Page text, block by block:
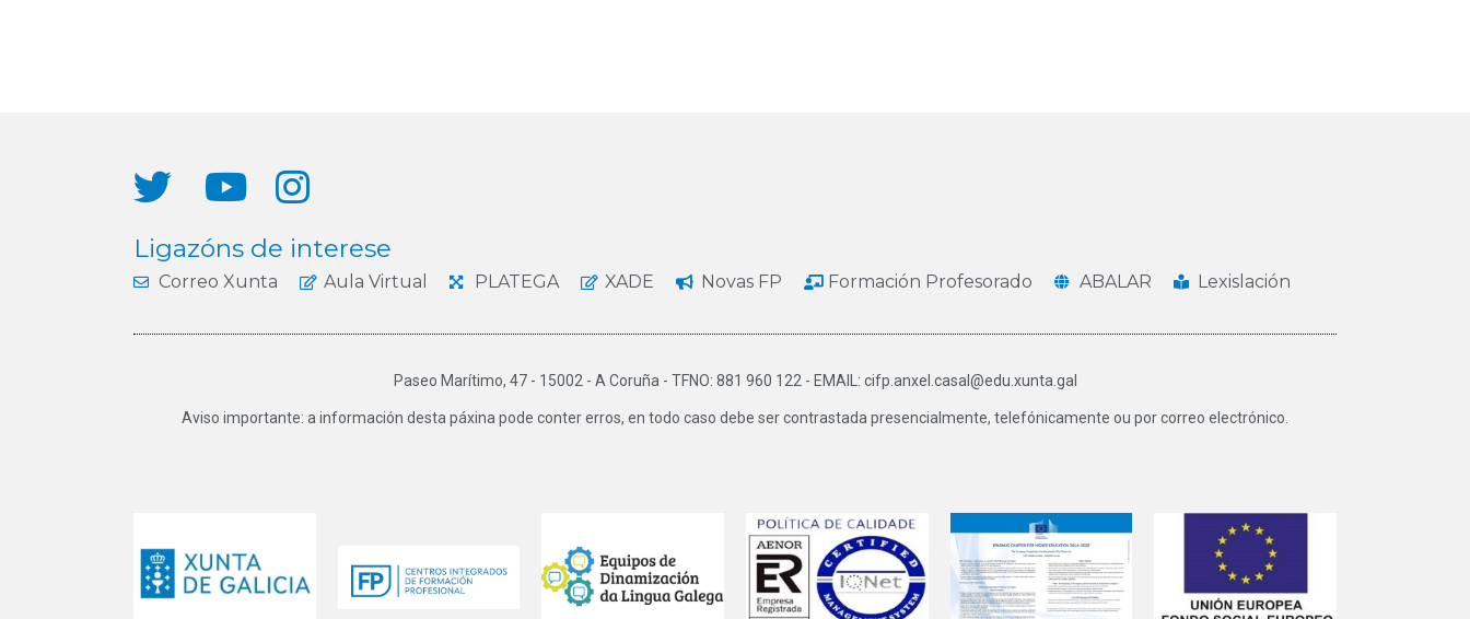
Ligazóns de interese
Correo Xunta Aula Virtual PLATEGA XADE Novas FP Formación Profesorado ABALAR Lexislación
Paseo Marítimo, 47 - 15002 - A Coruña - TFNO: 881 960 122 - EMAIL: cifp.anxel.casal@edu.xunta.gal
Aviso importante: a información desta páxina pode conter erros, en todo caso debe ser contrastada presencialmente, telefónicamente ou por correo electrónico.